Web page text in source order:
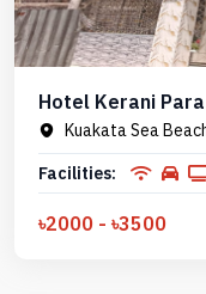
Hotel Kerani
Kuakata Sea Beach,
Facilities:
৳2000 - ৳3500